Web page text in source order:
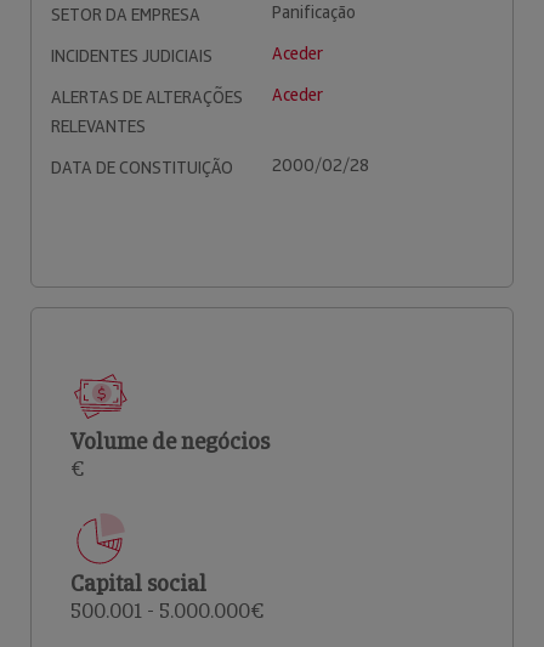
SETOR DA EMPRESA
Panificação
INCIDENTES JUDICIAIS
Aceder
ALERTAS DE ALTERAÇÕES
RELEVANTES
Aceder
DATA DE CONSTITUIÇÃO 2000/02/28
Volume de negócios
€
Capital social
500.001 - 5.000.000€